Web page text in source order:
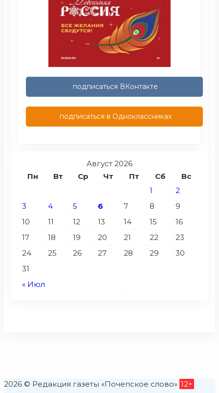
подписаться ВКонтакте
подписаться в Одноклассниках
Август 2026
Пн
Вт Ср Чт Пт Сб Вс
« Июл
1
2
3
4 5 6 7 8
9
10
11 12 13 14 15
16
17
18 19 20 21 22
23
24
25 26 27 28 29
30
31
2026 © Редакция газеты «Почепское слово» 12+